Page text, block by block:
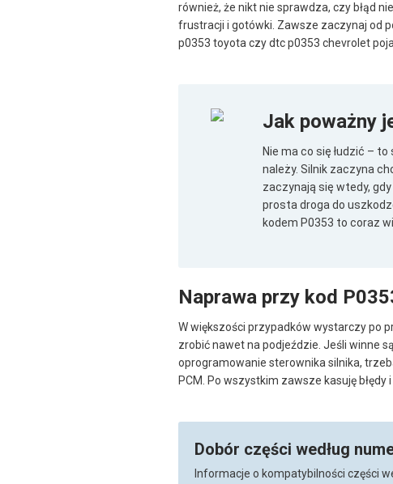
również, że nikt nie sprawdza, czy błąd
frustracji i gotówki. Zawsze zaczynaj od
p0353 toyota czy dtc p0353 chevrolet
Jak poważny
Nie ma co się łudzić –
należy. Silnik zaczyna
zaczynają się wtedy,
prosta droga do
kodem P0353 to coraz
Naprawa przy kod
W większości przypadków wystarczy po
zrobić nawet na podjeździe. Jeśli winne
oprogramowanie sterownika silnika,
PCM. Po wszystkim zawsze kasuję
Dobór części według
Informacje o kompatybilności części